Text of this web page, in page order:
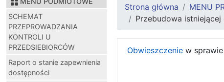
SCHEMAT
PRZEPROWADZANIA
KONTROLI U
PRZEDSIEBIORCÓW
Raport o stanie zapewnienia
dostępności
Strona główna MENU
Przebudowa
Obwieszczenie w